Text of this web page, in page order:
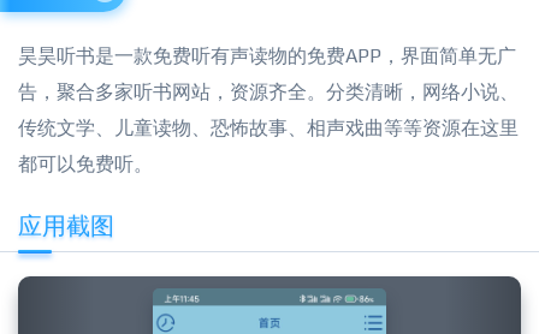
昊昊听书是一款免费听有声读物的免费APP，界面简单无广
告，聚合多家听书网站，资源齐全。分类清晰，网络小说、
传统文学、儿童读物、恐怖故事、相声戏曲等等资源在这里
都可以免费听。
应用截图
Next